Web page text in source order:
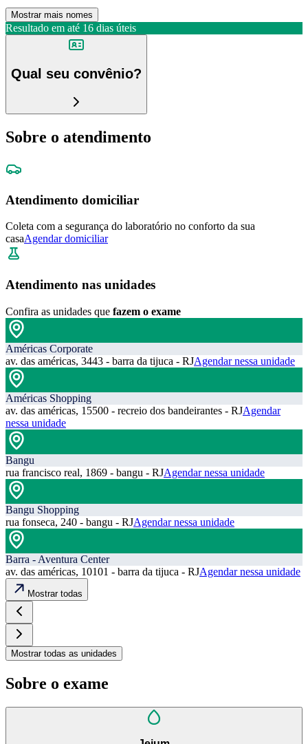
Mostrar mais nomes
Resultado em até 16 dias úteis
Qual seu convênio?
Sobre o atendimento
Atendimento domiciliar
Coleta com a segurança do laboratório no conforto da sua
casaAgendar domiciliar
Atendimento nas unidades
Confira as unidades que fazem o exame
Américas Corporate
av. das américas, 3443 - barra da tijuca - RJAgendar nessa unidade
Américas Shopping
av. das américas, 15500 - recreio dos bandeirantes - RJAgendar
nessa unidade
Bangu
rua francisco real, 1869 - bangu - RJAgendar nessa unidade
Bangu Shopping
rua fonseca, 240 - bangu - RJAgendar nessa unidade
Barra - Aventura Center
av. das américas, 10101 - barra da tijuca - RJAgendar nessa unidade
Mostrar todas
Mostrar todas as unidades
Sobre o exame